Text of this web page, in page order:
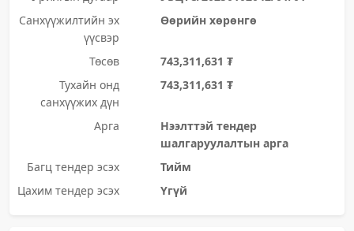
Санхүүжилтийн эх
үүсвэр
Өөрийн хөрөнгө
Төсөв
743,311,631 ₮
Тухайн онд
санхүүжих дүн
743,311,631 ₮
Арга
Нээлттэй тендер
шалгаруулалтын арга
Багц тендер эсэх
Тийм
Цахим тендер эсэх
Үгүй